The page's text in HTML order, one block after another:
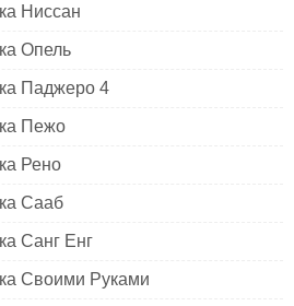
Ниссан
Опель
Паджеро 4
Пежо
Рено
Сааб
Санг Енг
Своими Руками